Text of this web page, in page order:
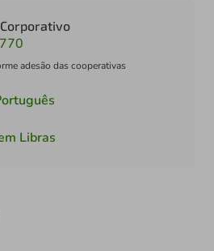
adesão das cooperativas
Libras